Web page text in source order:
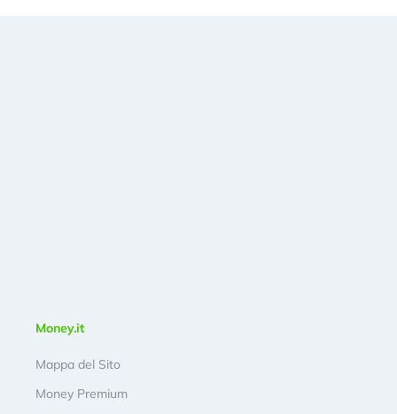
Money.it
Mappa del Sito
Money Premium